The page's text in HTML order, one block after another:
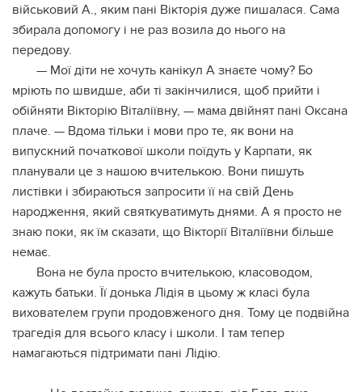
військовий А., яким пані Вікторія дуже пишалася. Сама
збирала допомогу і не раз возила до нього на
передову.
— Мої діти не хочуть канікул А знаєте чому? Бо
мріють по швидше, аби ті закінчилися, щоб прийти і
обійняти Вікторію Віталіївну, — мама двійнят пані Оксана
плаче. — Вдома тільки і мови про те, як вони на
випускний початкової школи поїдуть у Карпати, як
планували це з нашою вчителькою. Вони пишуть
листівки і збираються запросити її на свій День
народження, який святкуватимуть днями. А я просто не
знаю поки, як їм сказати, що Вікторії Віталіївни більше
немає.
Вона не була просто вчителькою, класоводом,
кажуть батьки. Її донька Лідія в цьому ж класі була
вихователем групи продовженого дня. Тому це подвійна
трагедія для всього класу і школи. І там тепер
намагаються підтримати пані Лідію.